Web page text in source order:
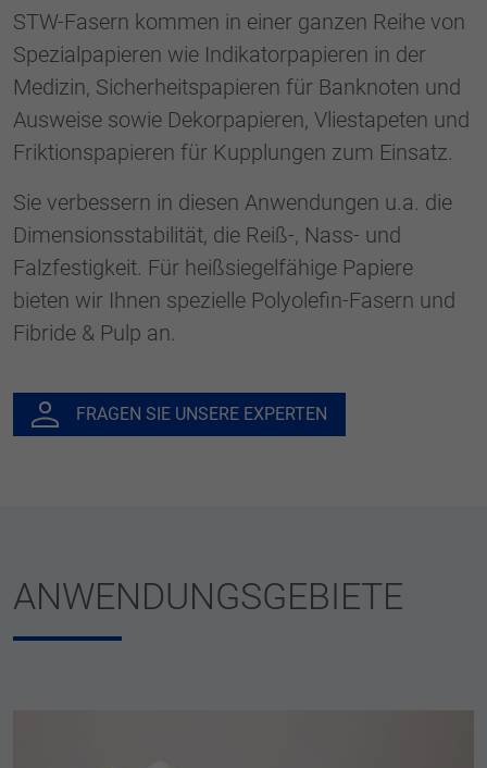
STW-Fasern kommen in einer ganzen Reihe von
Spezialpapieren wie Indikatorpapieren in der
Medizin, Sicherheitspapieren für Banknoten und
Ausweise sowie Dekorpapieren, Vliestapeten und
Friktionspapieren für Kupplungen zum Einsatz.
Sie verbessern in diesen Anwendungen u.a. die
Dimensionsstabilität, die Reiß-, Nass- und
Falzfestigkeit. Für heißsiegelfähige Papiere
bieten wir Ihnen spezielle Polyolefin-Fasern und
Fibride & Pulp an.
FRAGEN SIE UNSERE EXPERTEN
ANWENDUNGSGEBIETE
Zweck
Speicherung Ihrer vorgenommen
Einstellungen, falls der Webseiten-Betreiber
dies eingestellt hat.